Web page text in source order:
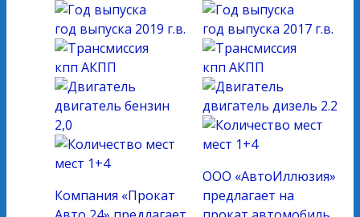
год выпуска 2019 г.в.
кпп АКПП
двигатель бензин
2,0
мест 1+4
Компания «Прокат
год выпуска 2017 г.в.
кпп АКПП
двигатель дизель 2.2
мест 1+4
ООО «АвтоИллюзия»
предлагает на